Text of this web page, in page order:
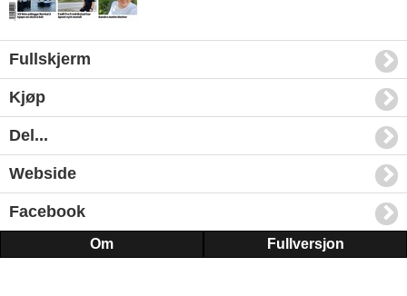
Fullskjerm
Kjøp
Del...
Webside
Facebook
Om Fullversjon